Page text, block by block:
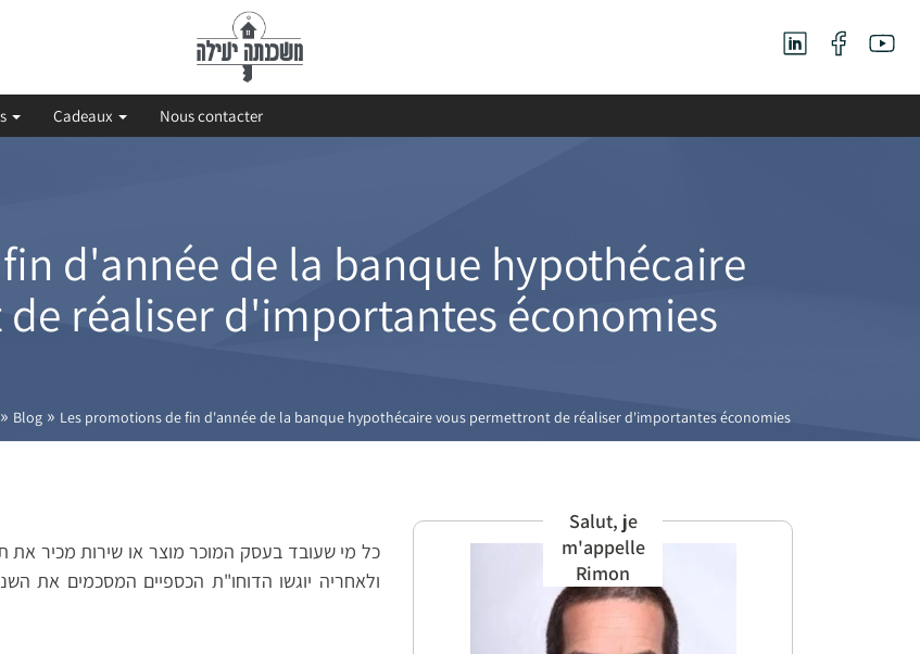
Cadeaux Nous contacter
d'année de la banque hypothécaire
réaliser d'importantes économies
» Blog» Les promotions de fin d'année de la banque hypothécaire vous permettront de réaliser d'importantes économies
כל מי שעובד בעסק המוכר מוצר או שירות מכיר
ולאחריה יוגשו הדוחו"ת הכספיים המסכמים את
Salut, je
m'appelle
Rimon